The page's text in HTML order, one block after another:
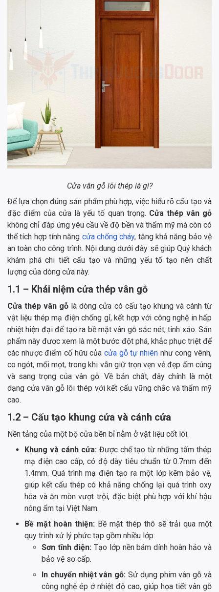
Cửa vân gỗ lõi thép là gì?
Để lựa chọn đúng sản phẩm phù hợp, việc hiểu rõ cấu tạo và
đặc điểm của cửa là yếu tố quan trọng. Cửa thép vân gỗ
không chỉ đáp ứng yêu cầu về độ bền và thẩm mỹ mà còn có
thể tích hợp tính năng cửa chống cháy, tăng khả năng bảo vệ
an toàn cho công trình. Nội dung dưới đây sẽ giúp Quý khách
khám phá chi tiết cấu tạo và những yếu tố tạo nên chất
lượng của dòng cửa này.
1.1 – Khái niệm cửa thép vân gỗ
Cửa thép vân gỗ là dòng cửa có cấu tạo khung và cánh từ
vật liệu thép mạ điện chống gỉ, kết hợp với công nghệ in hấp
nhiệt hiện đại để tạo ra bề mặt vân gỗ sắc nét, tinh xảo. Sản
phẩm này được xem là một bước đột phá, khắc phục triệt để
các nhược điểm cố hữu của cửa gỗ tự nhiên như cong vênh,
co ngót, mối mọt, trong khi vẫn giữ trọn vẹn vẻ đẹp ấm cúng
và sang trọng của vân gỗ. Về bản chất, đây chính là một
dạng cửa vân gỗ lõi thép với kết cấu vững chắc và thẩm mỹ
cao.
1.2 – Cấu tạo khung cửa và cánh cửa
Nền tảng của một bộ cửa bền bỉ nằm ở vật liệu cốt lõi.
Khung và cánh cửa: Được chế tạo từ những tấm thép
mạ điện cao cấp, có độ dày tiêu chuẩn từ 0.7mm đến
1.4mm. Quá trình mạ điện tạo ra một lớp kẽm bảo vệ,
giúp kết cấu thép có khả năng chống lại quá trình oxy
hóa và ăn mòn vượt trội, đặc biệt phù hợp với khí hậu
nóng ẩm tại Việt Nam.
Bề mặt hoàn thiện: Bề mặt thép thô sẽ trải qua một
quy trình xử lý phức tạp gồm nhiều lớp:
Sơn tĩnh điện:Tạo lớp nền bám dính hoàn hảo và
bảo vệ sơ cấp.
In chuyển nhiệt vân gỗ: Sử dụng phim vân gỗ và
công nghệ ép ở nhiệt độ cao, giúp họa tiết vân gỗ